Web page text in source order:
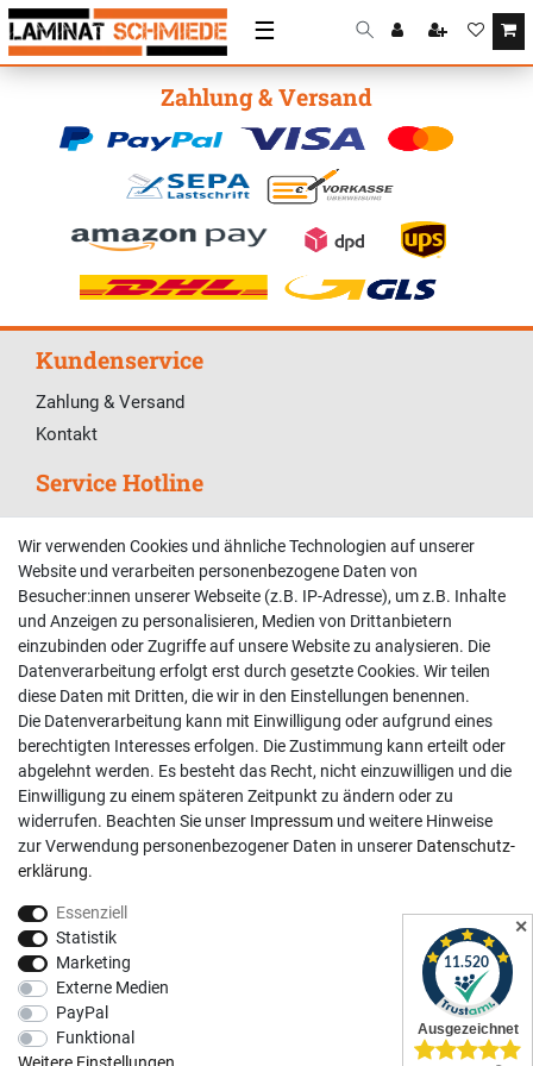
☰
Zahlung & Versand
Kundenservice
Zahlung & Versand
Kontakt
Service Hotline
02381 9878909
Mo-Fr, 9:00 - 18:00 Uhr
Sa, 9:00 - 13:00 Uhr
Kundenkonto
Registrieren
Login
Hilfe
Informationen
Impressum
Datenschutzerklärung
AGB
Vertrag widerrufen
✕
Wir verwenden Cookies und ähnliche Technologien auf unserer
Website und verarbeiten personenbezogene Daten von
Besucher:innen unserer Webseite (z.B. IP-Adresse), um z.B. Inhalte
und Anzeigen zu personalisieren, Medien von Drittanbietern
einzubinden oder Zugriffe auf unsere Website zu analysieren. Die
Datenverarbeitung erfolgt erst durch gesetzte Cookies. Wir teilen
diese Daten mit Dritten, die wir in den Einstellungen benennen.
Die Datenverarbeitung kann mit Einwilligung oder aufgrund eines
berechtigten Interesses erfolgen. Die Zustimmung kann erteilt oder
abgelehnt werden. Es besteht das Recht, nicht einzuwilligen und die
Einwilligung zu einem späteren Zeitpunkt zu ändern oder zu
widerrufen. Beachten Sie unser Impressum und weitere Hinweise
zur Verwendung personenbezogener Daten in unserer Daten­schutz­
erklärung.
Essenziell
Statistik
Marketing
Externe Medien
PayPal
Funktional